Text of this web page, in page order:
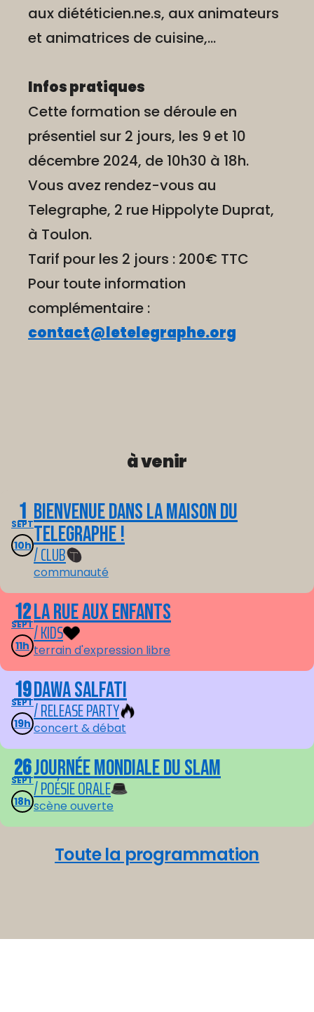
aux diététicien.ne.s, aux animateurs
et animatrices de cuisine,...
Infos pratiques
Cette formation se déroule en
présentiel sur 2 jours, les 9 et 10
décembre 2024, de 10h30 à 18h.
Vous avez rendez-vous au
Telegraphe, 2 rue Hippolyte Duprat,
à Toulon.
Tarif pour les 2 jours : 200€ TTC
Pour toute information
complémentaire :
contact@letelegraphe.org
à venir
1
SEPT
10h
Bienvenue dans La Maison du
Telegraphe !
/ CLUB
communauté
12
SEPT
11h
La Rue aux enfants
/ KIDS
terrain d'expression libre
19
SEPT
19h
Dawa Salfati
/ RELEASE PARTY
concert & débat
26
SEPT
18h
Journée mondiale du Slam
/ POÉSIE ORALE
scène ouverte
Toute la programmation